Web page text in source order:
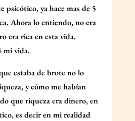
ya hace mas de 5
Ahora lo entiendo, no era
era rica en esta vida.
mi vida.
estaba de brote no lo
y cómo me habían
que riqueza era dinero, en
es decir en mi realidad